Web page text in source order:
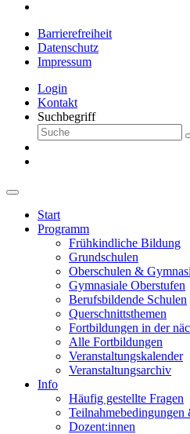
Barrierefreiheit
Datenschutz
Impressum
Login
Kontakt
Suchbegriff
Start
Programm
Frühkindliche Bildung
Grundschulen
Oberschulen &
Gymnasiale Oberstufen
Berufsbildende Schulen
Querschnittsthemen
Fortbildungen in der
Alle Fortbildungen
Veranstaltungskalender
Veranstaltungsarchiv
Info
Häufig gestellte Fragen
Dozent:innen